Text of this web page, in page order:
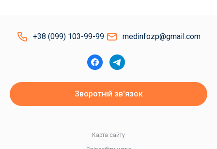
+38 (099) 103-99-99 medinfozp@gmail.com
Зворотній зв'язок
Карта сайту